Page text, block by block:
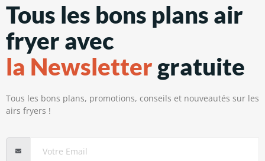
Tous les bons plans air
fryer avec
la Newsletter gratuite
Tous les bons plans, promotions, conseils et nouveautés sur les
airs fryers !